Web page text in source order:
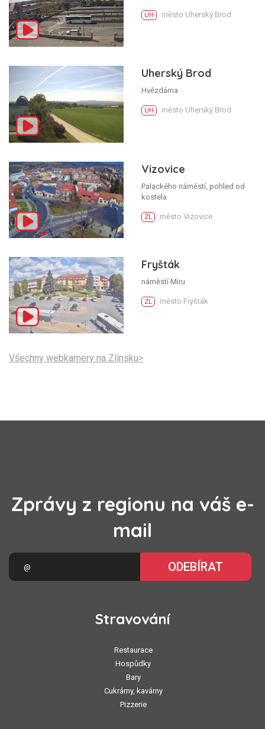
UH město Uherský Brod
Uherský Brod
Hvězdárna
UH město Uherský Brod
Vizovice
Palackého náměstí, pohled od
kostela
ZL město Vizovice
Fryšták
náměstí Míru
ZL město Fryšták
Všechny webkamery na Zlínsku>
Zprávy z regionu na váš e-
mail
ODEBÍRAT
Stravování
Restaurace
Hospůdky
Bary
Cukrárny, kavárny
Pizzerie